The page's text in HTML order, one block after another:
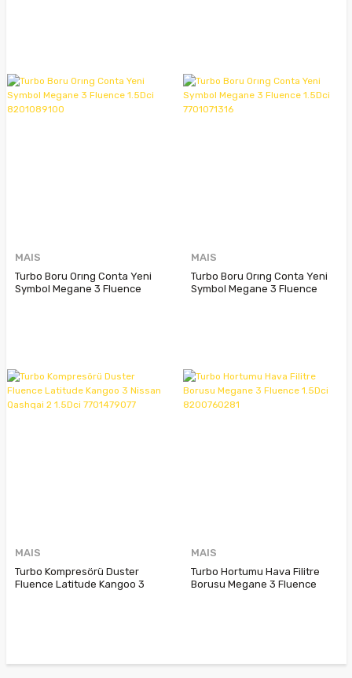
MAIS
Turbo Boru Orıng Conta Yeni
Symbol Megane 3 Fluence
MAIS
Turbo Boru Orıng Conta Yeni
Symbol Megane 3 Fluence
MAIS
Turbo Kompresörü Duster
Fluence Latitude Kangoo 3
MAIS
Turbo Hortumu Hava Filitre
Borusu Megane 3 Fluence